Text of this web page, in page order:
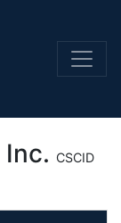
Inc. CSCID